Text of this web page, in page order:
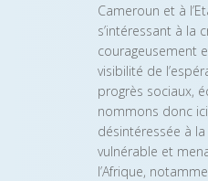
Cameroun et à
s’intéressant à la
courageusement
visibilité de
progrès sociaux,
nommons donc
désintéressée à
vulnérable et
l’Afrique,